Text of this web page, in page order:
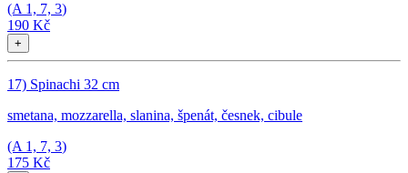
(A 1, 7, 3)
190 Kč
+
17) Spinachi 32 cm
smetana, mozzarella, slanina, špenát, česnek, cibule
(A 1, 7, 3)
175 Kč